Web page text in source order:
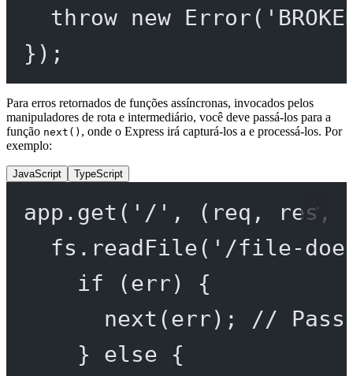
throw
new Error(
});
Para erros retornados de funções assíncronas, invocados pelos
manipuladores de rota e intermediário, você deve passá-los para a
função next() , onde o Express irá capturá-los a e processá-los. Por
exemplo:
JavaScript TypeScript
app. get ( '/' , ( req , res,
fs. readFile( '/file-
if (err) {
next (err);
//
} else {